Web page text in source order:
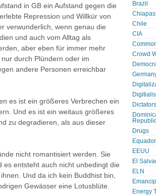
in GB ein Aufstand gegen die
Repression und Willkür von
verwunderlich, wenn genau die
und auch vom Alltag als
aber eben für immer mehr
durch Plündern oder im
andere Personen erreichbar
es ist ein größeres Verbrechen ein
Und es ist ein weitaus größeres
zu degradieren, als aus dieser
nicht romantisiert werden. Sie
es entsteht auch nicht unbedingt die
Und da ich kein Buddhist bin,
Gewässer eine Lotusblüte.
Brazil
Chiapas
Chile
CIA
Crowd
Drugs
Equador
EEUU
El
ELN
Energy